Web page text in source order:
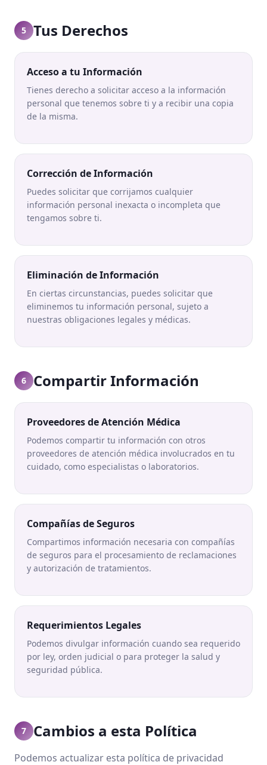
5 Tus Derechos
Acceso a tu Información
Tienes derecho a solicitar acceso a la información
personal que tenemos sobre ti y a recibir una copia
de la misma.
Corrección de Información
Puedes solicitar que corrijamos cualquier
información personal inexacta o incompleta que
tengamos sobre ti.
Eliminación de Información
En ciertas circunstancias, puedes solicitar que
eliminemos tu información personal, sujeto a
nuestras obligaciones legales y médicas.
6 Compartir Información
Proveedores de Atención Médica
Podemos compartir tu información con otros
proveedores de atención médica involucrados en tu
cuidado, como especialistas o laboratorios.
Compañías de Seguros
Compartimos información necesaria con compañías
de seguros para el procesamiento de reclamaciones
y autorización de tratamientos.
Requerimientos Legales
Podemos divulgar información cuando sea requerido
por ley, orden judicial o para proteger la salud y
seguridad pública.
7 Cambios a esta Política
Podemos actualizar esta política de privacidad